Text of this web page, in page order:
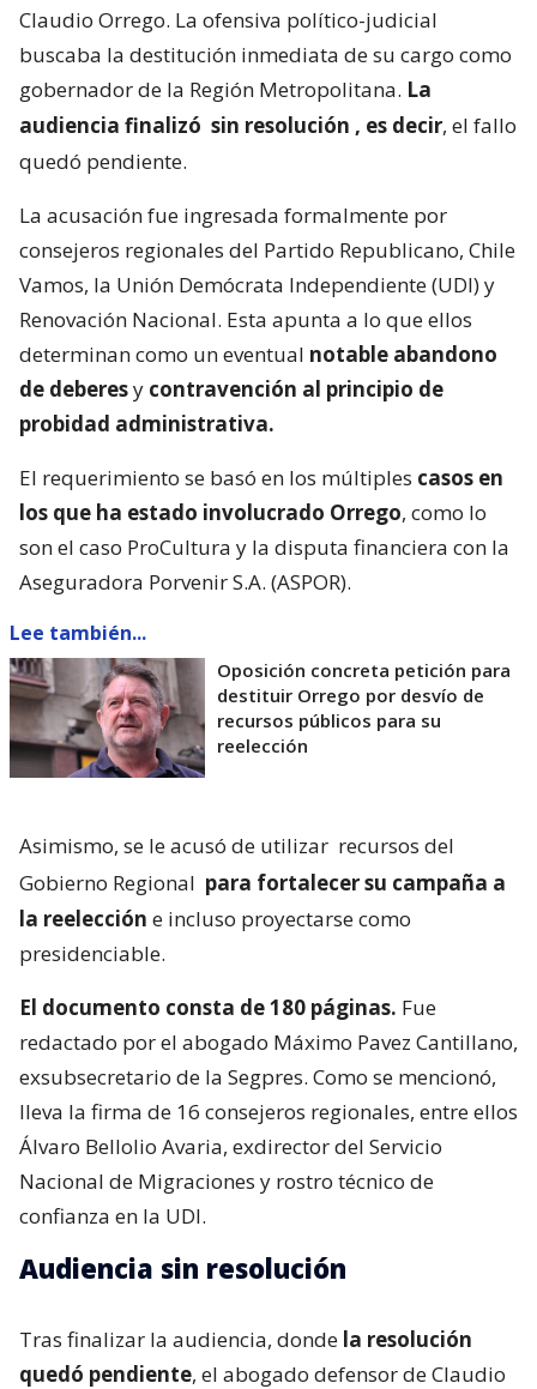
Claudio Orrego. La ofensiva político-judicial
buscaba la destitución inmediata de su cargo como
gobernador de la Región Metropolitana. La
audiencia finalizó sin resolución , es decir, el fallo
quedó pendiente.
La acusación fue ingresada formalmente por
consejeros regionales del Partido Republicano, Chile
Vamos, la Unión Demócrata Independiente (UDI) y
Renovación Nacional. Esta apunta a lo que ellos
determinan como un eventual notable abandono
de deberesy contravención al principio de
probidad administrativa.
El requerimiento se basó en los múltiples casos en
los que ha estado involucrado Orrego, como lo
son el caso ProCultura y la disputa financiera con la
Aseguradora Porvenir S.A. (ASPOR).
Lee también...
Oposición concreta petición para
destituir Orrego por desvío de
recursos públicos para su
reelección
Asimismo, se le acusó de utilizar recursos del
Gobierno Regional para fortalecer su campaña a
la reelección e incluso proyectarse como
presidenciable.
El documento consta de 180 páginas. Fue
redactado por el abogado Máximo Pavez Cantillano,
exsubsecretario de la Segpres. Como se mencionó,
lleva la firma de 16 consejeros regionales, entre ellos
Álvaro Bellolio Avaria, exdirector del Servicio
Nacional de Migraciones y rostro técnico de
confianza en la UDI.
Audiencia sin resolución
Tras finalizar la audiencia, donde la resolución
quedó pendiente, el abogado defensor de Claudio